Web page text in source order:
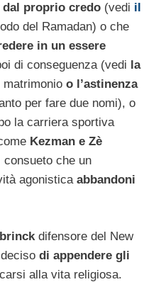
proprio credo (vedi il
del Ramadan) o che
in un essere
di conseguenza (vedi la
o l’astinenza
per fare due nomi), o
la carriera sportiva
Kezman e Zè
che un
agonistica abbandoni
difensore del New
di appendere gli
alla vita religiosa.